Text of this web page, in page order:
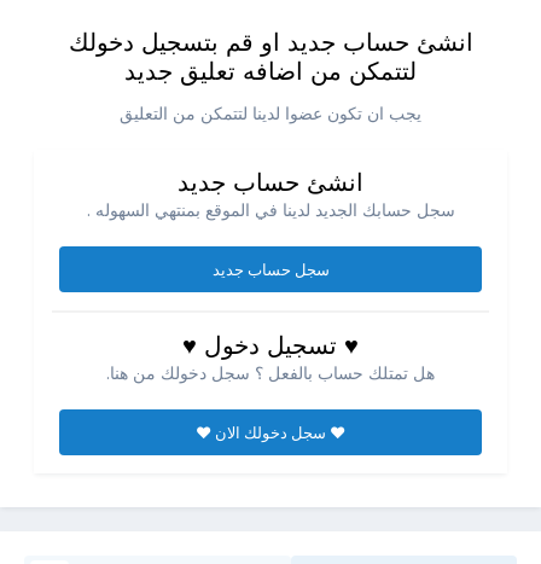
انشئ حساب جديد او قم بتسجيل دخولك
لتتمكن من اضافه تعليق جديد
يجب ان تكون عضوا لدينا لتتمكن من التعليق
انشئ حساب جديد
سجل حسابك الجديد لدينا في الموقع بمنتهي السهوله .
سجل حساب جديد
♥ تسجيل دخول ♥
هل تمتلك حساب بالفعل ؟ سجل دخولك من هنا.
♥ سجل دخولك الان ♥